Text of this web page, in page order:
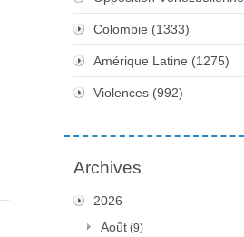
Colombie (1333)
Amérique Latine (1275)
Violences (992)
Archives
2026
Août (9)